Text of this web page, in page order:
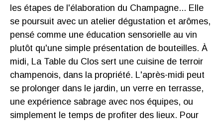
les étapes de l'élaboration du Champagne... Elle
se poursuit avec un atelier dégustation et arômes,
pensé comme une éducation sensorielle au vin
plutôt qu'une simple présentation de bouteilles. À
midi, La Table du Clos sert une cuisine de terroir
champenois, dans la propriété. L'après-midi peut
se prolonger dans le jardin, un verre en terrasse,
une expérience sabrage avec nos équipes, ou
simplement le temps de profiter des lieux. Pour